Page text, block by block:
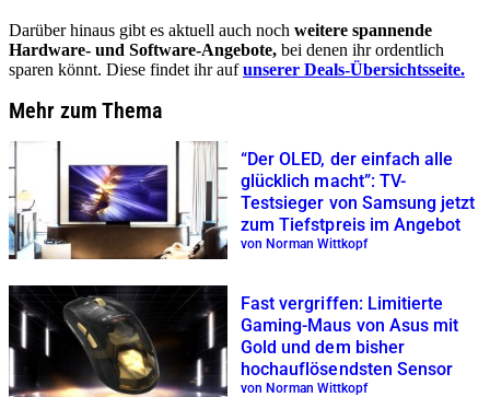
Darüber hinaus gibt es aktuell auch noch weitere spannende
Hardware- und Software-Angebote, bei denen ihr ordentlich
sparen könnt. Diese findet ihr aufunserer Deals-Übersichtsseite.
Mehr zum Thema
“Der OLED, der einfach alle
glücklich macht”: TV-
Testsieger von Samsung jetzt
zum Tiefstpreis im Angebot
von Norman Wittkopf
Fast vergriffen: Limitierte
Gaming-Maus von Asus mit
Gold und dem bisher
hochauflösendsten Sensor
von Norman Wittkopf